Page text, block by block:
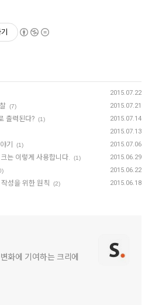
2015.07.22
(7) 2015.07.21
출력된다? (1) 2015.07.14
2015.07.13
기 (1) 2015.07.06
는 이렇게 사용합니다. (1) 2015.06.29
2015.06.22
성을 위한 원칙 (2) 2015.06.18
화에 기여하는 크리에